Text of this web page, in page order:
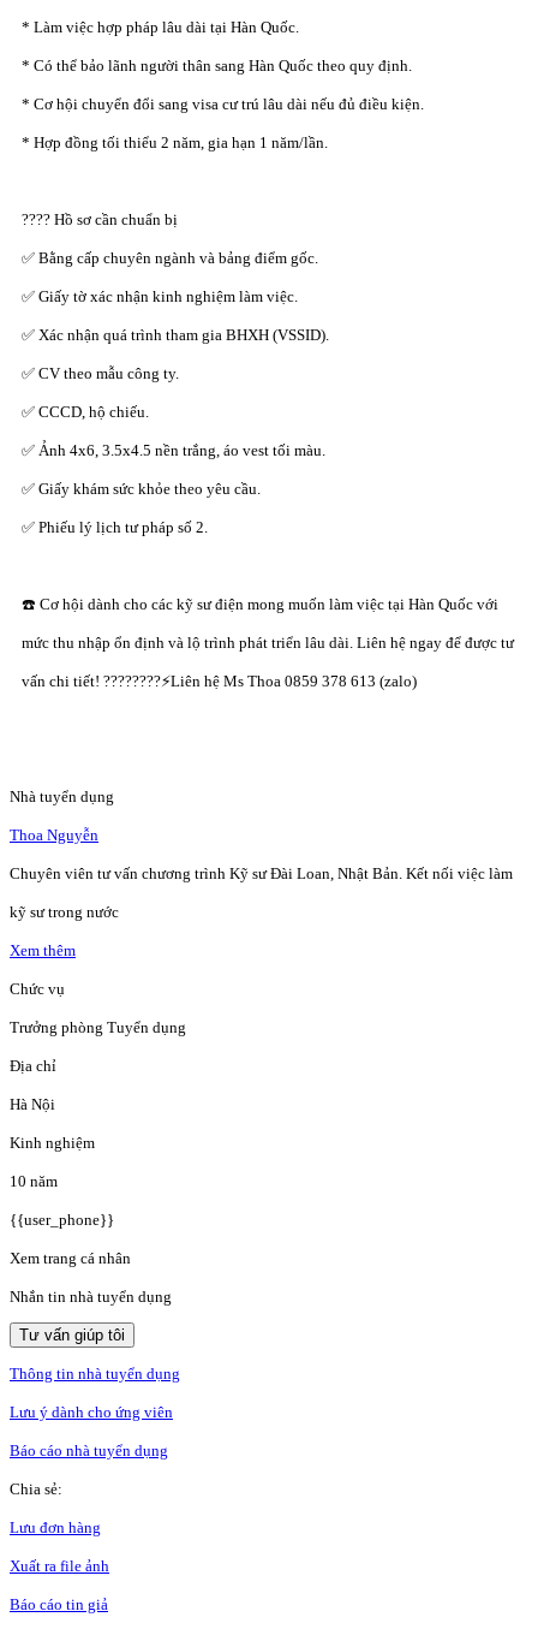
* Làm việc hợp pháp lâu dài tại Hàn Quốc.
* Có thể bảo lãnh người thân sang Hàn Quốc theo quy định.
* Cơ hội chuyển đổi sang visa cư trú lâu dài nếu đủ điều kiện.
* Hợp đồng tối thiểu 2 năm, gia hạn 1 năm/lần.
???? Hồ sơ cần chuẩn bị
✅ Bằng cấp chuyên ngành và bảng điểm gốc.
✅ Giấy tờ xác nhận kinh nghiệm làm việc.
✅ Xác nhận quá trình tham gia BHXH (VSSID).
✅ CV theo mẫu công ty.
✅ CCCD, hộ chiếu.
✅ Ảnh 4x6, 3.5x4.5 nền trắng, áo vest tối màu.
✅ Giấy khám sức khỏe theo yêu cầu.
✅ Phiếu lý lịch tư pháp số 2.
☎️ Cơ hội dành cho các kỹ sư điện mong muốn làm việc tại Hàn Quốc với
mức thu nhập ổn định và lộ trình phát triển lâu dài. Liên hệ ngay để được tư
vấn chi tiết! ????????⚡Liên hệ Ms Thoa 0859 378 613 (zalo)
Nhà tuyển dụng
Thoa Nguyễn
Chuyên viên tư vấn chương trình Kỹ sư Đài Loan, Nhật Bản. Kết nối việc làm
kỹ sư trong nước
Xem thêm
Chức vụ
Trưởng phòng Tuyển dụng
Địa chỉ
Hà Nội
Kinh nghiệm
10 năm
{{user_phone}}
Xem trang cá nhân
Nhắn tin nhà tuyển dụng
Tư vấn giúp tôi
Thông tin nhà tuyển dụng
Lưu ý dành cho ứng viên
Báo cáo nhà tuyển dụng
Chia sẻ:
Lưu đơn hàng
Xuất ra file ảnh
Báo cáo tin giả